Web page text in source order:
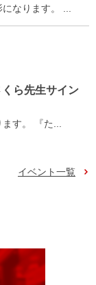
なります。 ...
くら先生サイン
す。 『た...
イベント一覧